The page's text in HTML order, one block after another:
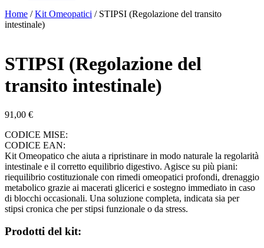
Home /Kit Omeopatici / STIPSI (Regolazione del transito
intestinale)
STIPSI (Regolazione del
transito intestinale)
91,00 €
CODICE MISE:
CODICE EAN:
Kit Omeopatico che aiuta a ripristinare in modo naturale la regolarità
intestinale e il corretto equilibrio digestivo. Agisce su più piani:
riequilibrio costituzionale con rimedi omeopatici profondi, drenaggio
metabolico grazie ai macerati glicerici e sostegno immediato in caso
di blocchi occasionali. Una soluzione completa, indicata sia per
stipsi cronica che per stipsi funzionale o da stress.
Prodotti del kit: